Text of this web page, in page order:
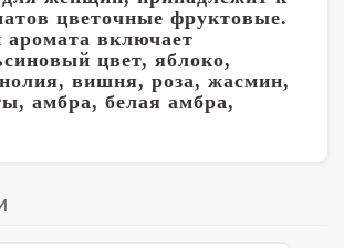
цветочные фруктовые.
аромата включает
цвет, яблоко,
вишня, роза, жасмин,
амбра, белая амбра,